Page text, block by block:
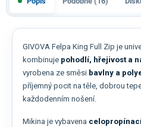
GIVOVA Felpa King Full Zip je
kombinuje pohodlí, hřejivost a
vyrobena ze směsi bavlny a
příjemný pocit na těle, dobrou
každodenním nošení.
Mikina je vybavena